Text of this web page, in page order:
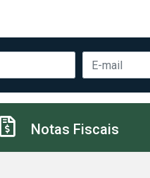
Notas Fiscais